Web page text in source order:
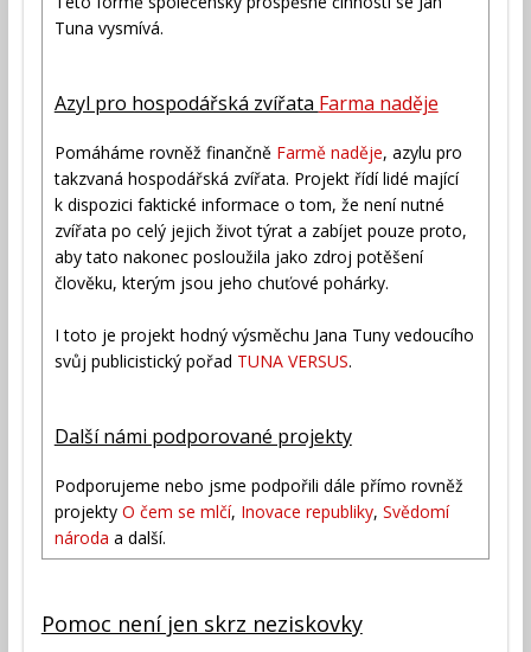
Tuna vysmívá.
Azyl pro hospodářská zvířata Farma naděje
Pomáháme rovněž finančně Farmě naděje, azylu pro
takzvaná hospodářská zvířata. Projekt řídí lidé mající
k dispozici faktické informace o tom, že není nutné
zvířata po celý jejich život týrat a zabíjet pouze proto,
aby tato nakonec posloužila jako zdroj potěšení
člověku, kterým jsou jeho chuťové pohárky.
I toto je projekt hodný výsměchu Jana Tuny vedoucího
svůj publicistický pořad TUNA VERSUS.
Další námi podporované projekty
Podporujeme nebo jsme podpořili dále přímo rovněž
projekty O čem se mlčí, Inovace republiky, Svědomí
národa a další.
Pomoc není jen skrz neziskovky